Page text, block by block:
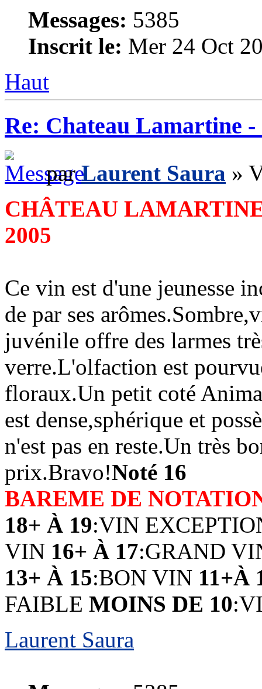
Messages: 5385
Inscrit le: Mer 24 Oct
Haut
Re: Chateau Lamartine -
parLaurent Saura »
CHÂTEAU
2005
Ce vin est d'une jeunesse
de par ses
juvénile offre des larmes
verre.L'olfaction est
floraux.Un petit coté
est dense,sphérique et
n'est pas en reste.Un très
prix.Bravo!Noté 16
BAREME DE
18+ À 19:VIN
VIN 16+ À 17:GRAND
13+ À 15:BON VIN 11+À
FAIBLE MOINS DE 10
Laurent Saura